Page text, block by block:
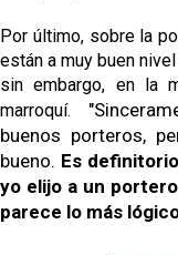
Por último, sobre la
están a muy buen
sin embargo, en la
marroquí.
buenos porteros,
bueno. Es
yo elijo a un
parece lo más